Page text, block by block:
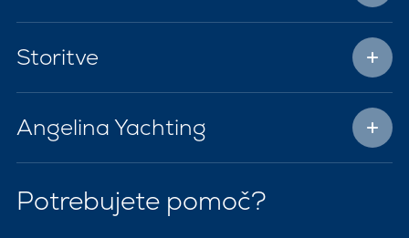
Storitve
Angelina Yachting
Potrebujete pomoč?